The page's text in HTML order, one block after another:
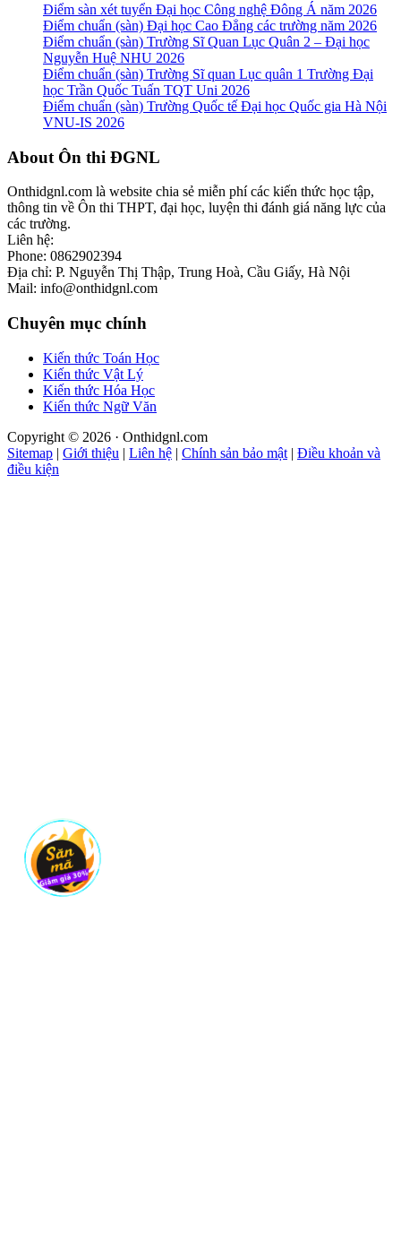
Điểm sàn xét tuyển Đại học Công nghệ Đông Á năm 2026
Điểm chuẩn (sàn) Đại học Cao Đẳng các trường năm 2026
Điểm chuẩn (sàn) Trường Sĩ Quan Lục Quân 2 – Đại học
Nguyễn Huệ NHU 2026
Điểm chuẩn (sàn) Trường Sĩ quan Lục quân 1 Trường Đại
học Trần Quốc Tuấn TQT Uni 2026
Điểm chuẩn (sàn) Trường Quốc tế Đại học Quốc gia Hà Nội
VNU-IS 2026
Footer
About Ôn thi ĐGNL
Onthidgnl.com là website chia sẻ miễn phí các kiến thức học tập,
thông tin về Ôn thi THPT, đại học, luyện thi đánh giá năng lực của
các trường.
Liên hệ:
Phone: 0862902394
Địa chỉ: P. Nguyễn Thị Thập, Trung Hoà, Cầu Giấy, Hà Nội
Mail: info@onthidgnl.com
Chuyên mục chính
Kiến thức Toán Học
Kiến thức Vật Lý
Kiến thức Hóa Học
Kiến thức Ngữ Văn
Copyright © 2026 · Onthidgnl.com
Sitemap | Giới thiệu | Liên hệ | Chính sản bảo mật | Điều khoản và
điều kiện